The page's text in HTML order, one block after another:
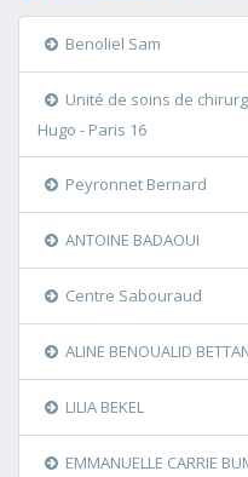
Benoliel Sam
Unité de soins de
Hugo - Paris 16
Peyronnet Bernard
ANTOINE BADAOUI
Centre Sabouraud
ALINE BENOUALID
LILIA BEKEL
EMMANUELLE CARRIE